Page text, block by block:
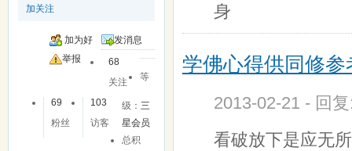
加关注
加为好
友
发消息
举报
68
关注
69
粉丝
103
访客
等
级：三
星会员
总积
身
学佛心得供同修参
2013-02-21 - 回
看破放下是应无